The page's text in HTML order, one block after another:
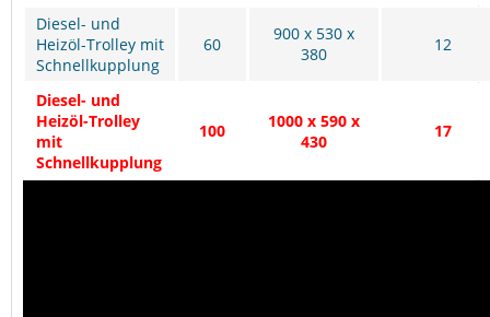
Diesel- und
Heizöl-Trolley mit
Schnellkupplung
60
900 x 530 x
380
12
Diesel- und
Heizöl-Trolley
mit
Schnellkupplung
100
1000 x 590 x
430
17